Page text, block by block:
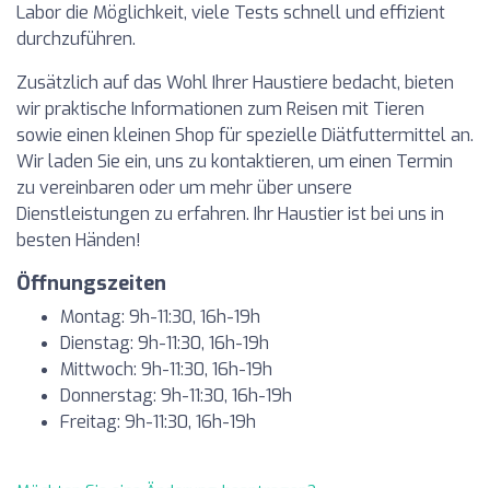
Labor die Möglichkeit, viele Tests schnell und effizient
durchzuführen.
Zusätzlich auf das Wohl Ihrer Haustiere bedacht, bieten
wir praktische Informationen zum Reisen mit Tieren
sowie einen kleinen Shop für spezielle Diätfuttermittel an.
Wir laden Sie ein, uns zu kontaktieren, um einen Termin
zu vereinbaren oder um mehr über unsere
Dienstleistungen zu erfahren. Ihr Haustier ist bei uns in
besten Händen!
Öffnungszeiten
Montag: 9h-11:30, 16h-19h
Dienstag: 9h-11:30, 16h-19h
Mittwoch: 9h-11:30, 16h-19h
Donnerstag: 9h-11:30, 16h-19h
Freitag: 9h-11:30, 16h-19h